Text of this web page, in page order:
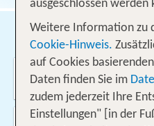
Pauschalferien
Städtereisen
% DEALS
Kreuzfahrten
Fahrzeuge
Wo soll es hin gehen?
Von wo?
ausgeschlossen werden
Weitere Information zu
Cookie-Hinweis.
auf Cookies
Daten finden Sie im
zudem jederzeit Ihre
Einstellungen" [in der